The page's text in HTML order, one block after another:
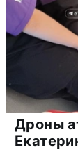
Дроны